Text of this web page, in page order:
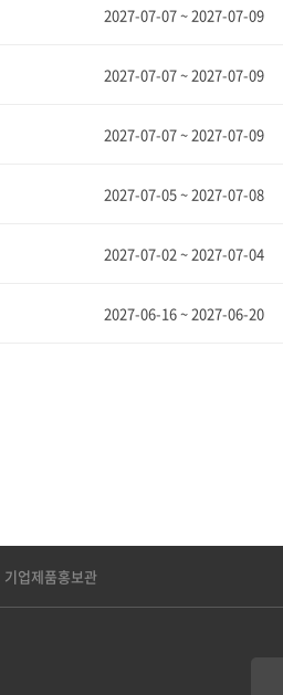
2027-07-07 ~ 2027-07-09
2027-07-07 ~ 2027-07-09
2027-07-07 ~ 2027-07-09
2027-07-05 ~ 2027-07-08
2027-07-02 ~ 2027-07-04
2027-06-16 ~ 2027-06-20
기업제품홍보관